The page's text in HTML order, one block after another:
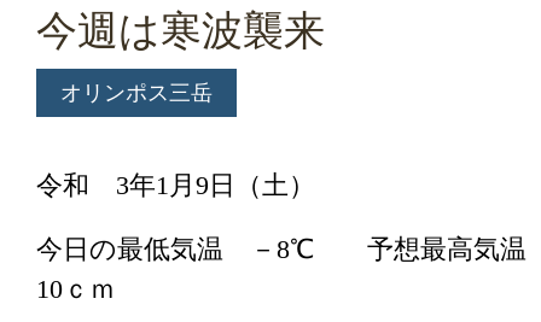
今週は寒波襲来
オリンポス三岳
令和 3年1月9日（土）
今日の最低気温 －8℃ 予想最高
10ｃｍ